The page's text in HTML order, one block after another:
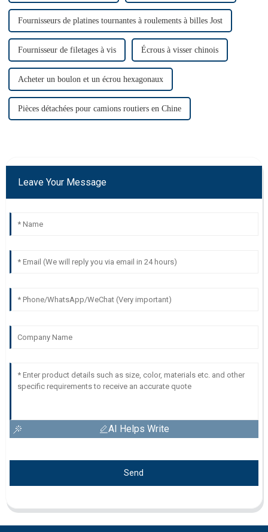
Fournisseurs de platines tournantes à roulements à billes Jost
Fournisseur de filetages à vis Écrous à visser chinois
Acheter un boulon et un écrou hexagonaux
Pièces détachées pour camions routiers en Chine
Leave Your Message
AI Helps Write
Send